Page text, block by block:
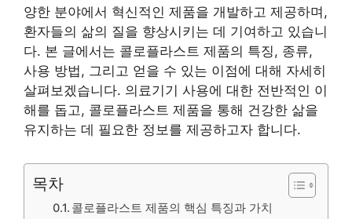
양한 분야에서 혁신적인 제품을 개발하고 제공하며,
환자들의 삶의 질을 향상시키는 데 기여하고 있습니
다. 본 글에서는 콜로플라스트 제품의 특징, 종류,
사용 방법, 그리고 얻을 수 있는 이점에 대해 자세히
살펴보겠습니다. 의료기기 사용에 대한 전반적인 이
해를 돕고, 콜로플라스트 제품을 통해 건강한 삶을
유지하는 데 필요한 정보를 제공하고자 합니다.
목차
콜로플라스트 제품의 핵심 특징과 가치